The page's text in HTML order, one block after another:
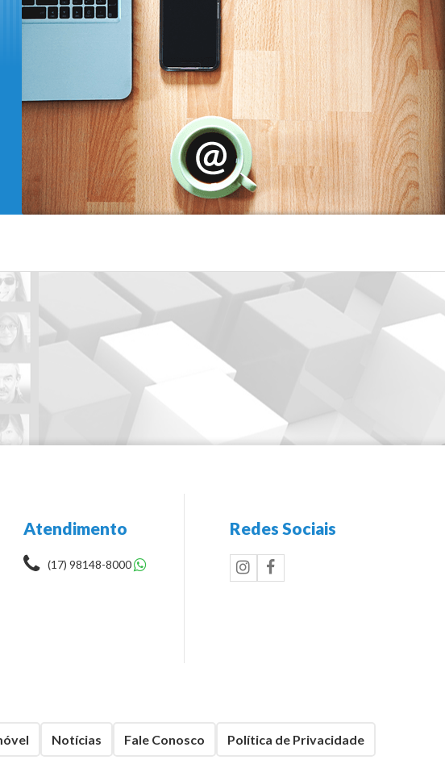
Atendimento
(17) 98148-8000
Redes Sociais
Notícias Fale Conosco Política de Privacidade